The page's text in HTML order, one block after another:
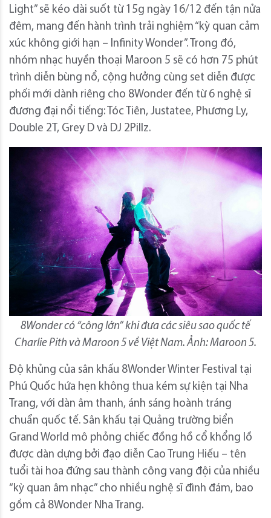
Light” sẽ kéo dài suốt từ 15g ngày 16/12 đến tận nửa
đêm, mang đến hành trình trải nghiệm “kỳ quan cảm
xúc không giới hạn – Infinity Wonder”. Trong đó,
nhóm nhạc huyền thoại Maroon 5 sẽ có hơn 75 phút
trình diễn bùng nổ, cộng hưởng cùng set diễn được
phối mới dành riêng cho 8Wonder đến từ 6 nghệ sĩ
đương đại nổi tiếng: Tóc Tiên, Justatee, Phương Ly,
Double 2T, Grey D và DJ 2Pillz.
8Wonder có “công lớn” khi đưa các siêu sao quốc tế
Charlie Pith và Maroon 5 về Việt Nam. Ảnh: Maroon 5.
Độ khủng của sân khấu 8Wonder Winter Festival tại
Phú Quốc hứa hẹn không thua kém sự kiện tại Nha
Trang, với dàn âm thanh, ánh sáng hoành tráng
chuẩn quốc tế. Sân khấu tại Quảng trường biển
Grand World mô phỏng chiếc đồng hồ cổ khổng lồ
được dàn dựng bởi đạo diễn Cao Trung Hiếu – tên
tuổi tài hoa đứng sau thành công vang đội của nhiều
“kỳ quan âm nhạc” cho nhiều nghệ sĩ đình đám, bao
gồm cả 8Wonder Nha Trang.